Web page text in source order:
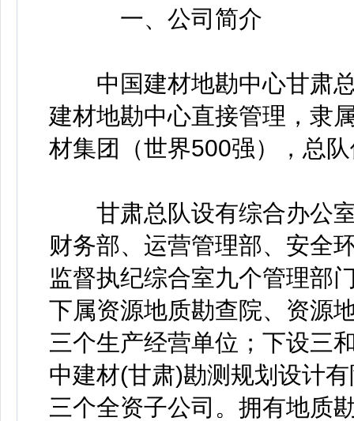
一、公司简介
中国建材地勘中心甘肃总
建材地勘中心直接管理，隶
材集团（世界500强），总
甘肃总队设有综合办公室
财务部、运营管理部、安全
监督执纪综合室九个管理部
下属资源地质勘查院、资源
三个生产经营单位；下设三
中建材(甘肃)勘测规划设计
三个全资子公司。拥有地质